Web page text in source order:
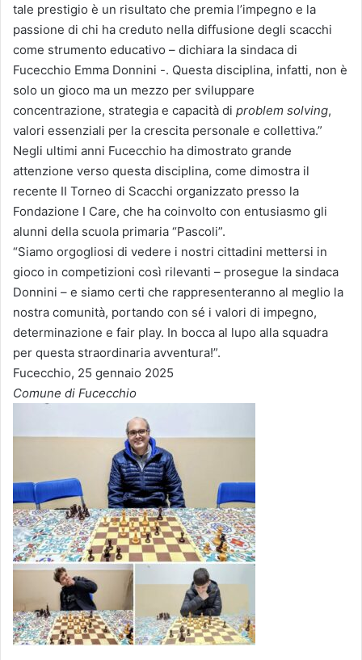
tale prestigio è un risultato che premia l’impegno e la
passione di chi ha creduto nella diffusione degli scacchi
come strumento educativo – dichiara la sindaca di
Fucecchio Emma Donnini -. Questa disciplina, infatti, non è
solo un gioco ma un mezzo per sviluppare
concentrazione, strategia e capacità di problem solving,
valori essenziali per la crescita personale e collettiva.”
Negli ultimi anni Fucecchio ha dimostrato grande
attenzione verso questa disciplina, come dimostra il
recente II Torneo di Scacchi organizzato presso la
Fondazione I Care, che ha coinvolto con entusiasmo gli
alunni della scuola primaria “Pascoli”.
“Siamo orgogliosi di vedere i nostri cittadini mettersi in
gioco in competizioni così rilevanti – prosegue la sindaca
Donnini – e siamo certi che rappresenteranno al meglio la
nostra comunità, portando con sé i valori di impegno,
determinazione e fair play. In bocca al lupo alla squadra
per questa straordinaria avventura!”.
Fucecchio, 25 gennaio 2025
Comune di Fucecchio